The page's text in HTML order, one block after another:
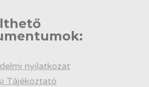
nyilatkozat
Tájékoztató